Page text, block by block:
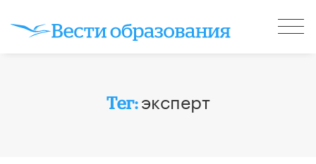
Тег:эксперт